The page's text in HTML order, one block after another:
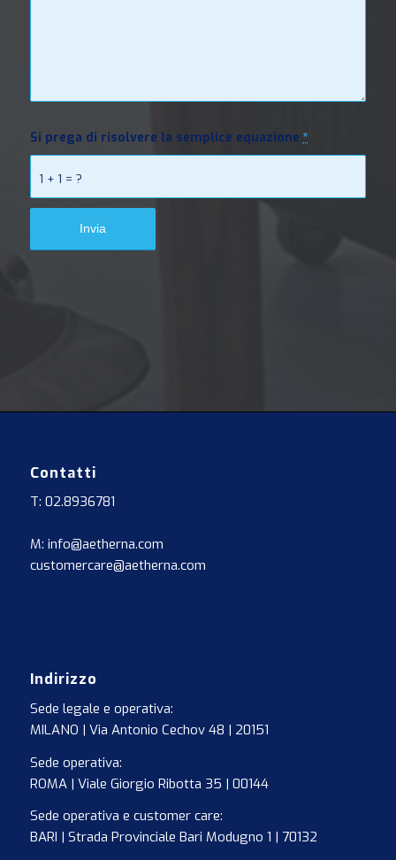
1 + 1 = ?
Si prega di risolvere la semplice equazione *
Contatti
T: 02.8936781
M: info@aetherna.com
customercare@aetherna.com
Indirizzo
Sede legale e operativa:
MILANO | Via Antonio Cechov 48 | 20151
Sede operativa:
ROMA | Viale Giorgio Ribotta 35 | 00144
Sede operativa e customer care:
BARI | Strada Provinciale Bari Modugno 1 | 70132